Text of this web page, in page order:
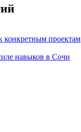
конкретным проектам
навыков в Сочи